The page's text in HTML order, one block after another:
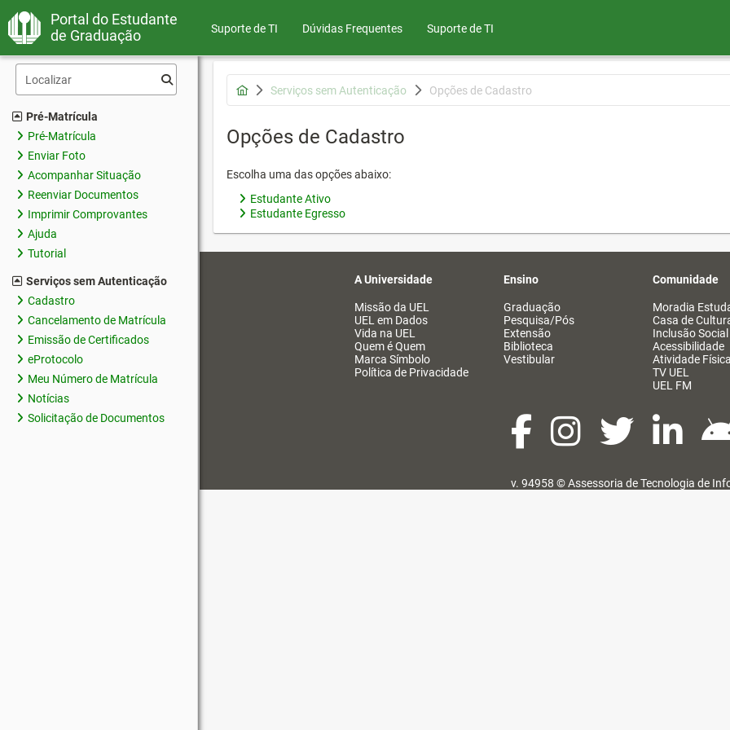
Portal do Estudante
de Graduação
Suporte de TI Dúvidas Frequentes Suporte de TI
Pré-Matrícula
Pré-Matrícula
Enviar Foto
Acompanhar Situação
Reenviar Documentos
Imprimir Comprovantes
Ajuda
Tutorial
Serviços sem Autenticação
Cadastro
Cancelamento de Matrícula
Emissão de Certificados
eProtocolo
Meu Número de Matrícula
Notícias
Solicitação de Documentos
Serviços sem Autenticação Opções de Cadastro
Opções de Cadastro
Escolha uma das opções abaixo:
Estudante Ativo
Estudante Egresso
A Universidade
Missão da UEL
UEL em Dados
Vida na UEL
Quem é Quem
Marca Símbolo
Política de Privacidade
Ensino
Graduação
Pesquisa/Pós
Extensão
Biblioteca
Vestibular
Comunidade
Moradia
Casa de
Inclusão Social
Acessibilidade
Atividade Física
TV UEL
UEL FM
v. 94958 ©Assessoria de Tecnologia de